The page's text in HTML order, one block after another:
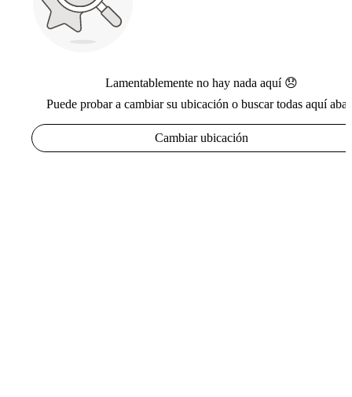
Lamentablemente no hay nada aquí 😞
Puede probar a cambiar su ubicación o buscar todas aquí
Cambiar ubicación